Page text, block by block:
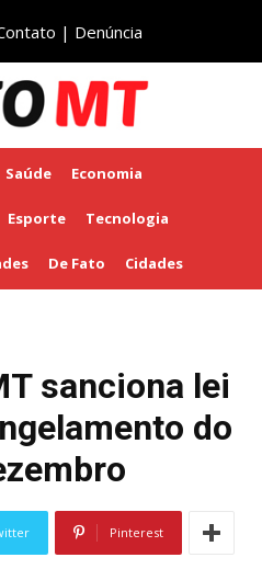
| Denúncia
Saúde Economia
Esporte Tecnologia
De Fato Cidades
sanciona lei
do
Pinterest